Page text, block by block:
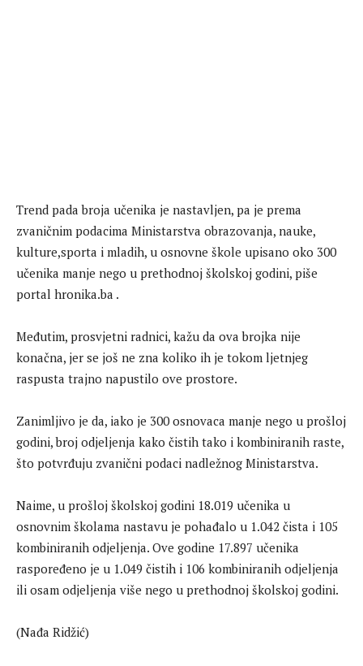
Trend pada broja učenika je nastavljen, pa je prema
zvaničnim podacima Ministarstva obrazovanja, nauke,
kulture,sporta i mladih, u osnovne škole upisano oko 300
učenika manje nego u prethodnoj školskoj godini, piše
portal hronika.ba .
Međutim, prosvjetni radnici, kažu da ova brojka nije
konačna, jer se još ne zna koliko ih je tokom ljetnjeg
raspusta trajno napustilo ove prostore.
Zanimljivo je da, iako je 300 osnovaca manje nego u prošloj
godini, broj odjeljenja kako čistih tako i kombiniranih raste,
što potvrđuju zvanični podaci nadležnog Ministarstva.
Naime, u prošloj školskoj godini 18.019 učenika u
osnovnim školama nastavu je pohađalo u 1.042 čista i 105
kombiniranih odjeljenja. Ove godine 17.897 učenika
raspoređeno je u 1.049 čistih i 106 kombiniranih odjeljenja
ili osam odjeljenja više nego u prethodnoj školskoj godini.
(Nađa Ridžić)